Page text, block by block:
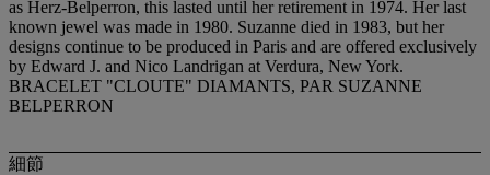
as Herz-Belperron, this lasted until her retirement in 1974. Her last
known jewel was made in 1980. Suzanne died in 1983, but her
designs continue to be produced in Paris and are offered exclusively
by Edward J. and Nico Landrigan at Verdura, New York.
BRACELET "CLOUTE" DIAMANTS, PAR SUZANNE
BELPERRON
細節